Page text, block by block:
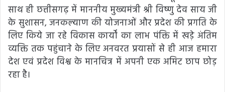
साथ ही छत्तीसगढ़ में माननीय मुख्यमंत्री श्री विष्णु देव साय जी
के सुशासन, जनकल्याण की योजनाओं और प्रदेश की प्रगति के
लिए किये जा रहे विकास कार्यों का लाभ पंक्ति में खड़े अंतिम
व्यक्ति तक पहुंचाने के लिए अनवरत प्रयासों से ही आज हमारा
देश एवं प्रदेश विश्व के मानचित्र में अपनी एक अमिट छाप छोड़
रहा है।